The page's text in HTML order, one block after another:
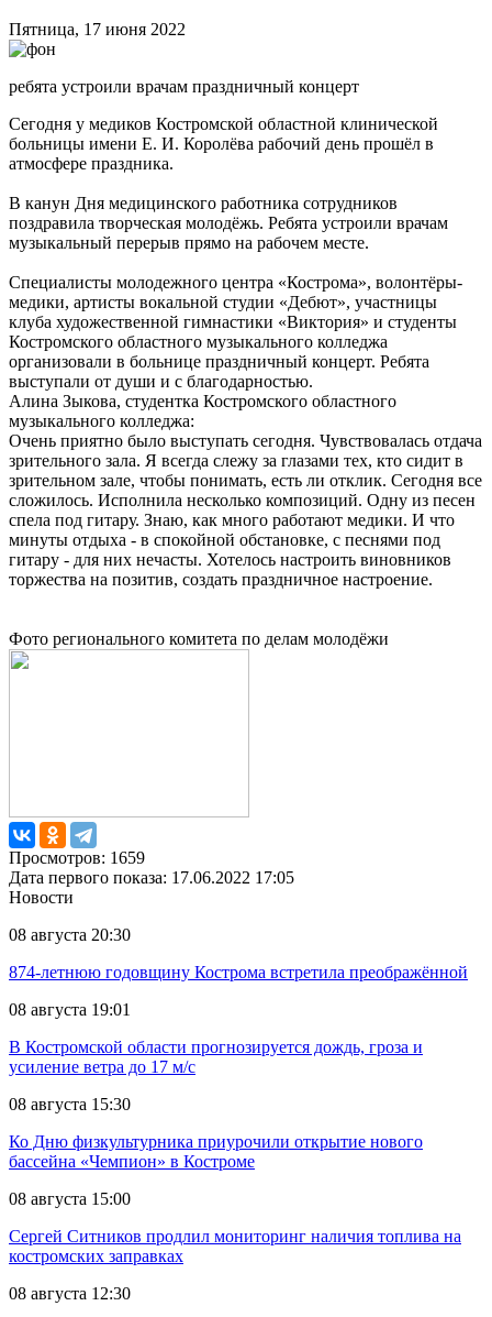
Пятница, 17 июня 2022
ребята устроили врачам праздничный концерт
Сегодня у медиков Костромской областной клинической
больницы имени Е. И. Королёва рабочий день прошёл в
атмосфере праздника.
В канун Дня медицинского работника сотрудников
поздравила творческая молодёжь. Ребята устроили врачам
музыкальный перерыв прямо на рабочем месте.
Специалисты молодежного центра «Кострома», волонтёры-
медики, артисты вокальной студии «Дебют», участницы
клуба художественной гимнастики «Виктория» и студенты
Костромского областного музыкального колледжа
организовали в больнице праздничный концерт. Ребята
выступали от души и с благодарностью.
Алина Зыкова, студентка Костромского областного
музыкального колледжа:
Очень приятно было выступать сегодня. Чувствовалась отдача
зрительного зала. Я всегда слежу за глазами тех, кто сидит в
зрительном зале, чтобы понимать, есть ли отклик. Сегодня все
сложилось. Исполнила несколько композиций. Одну из песен
спела под гитару. Знаю, как много работают медики. И что
минуты отдыха - в спокойной обстановке, с песнями под
гитару - для них нечасты. Хотелось настроить виновников
торжества на позитив, создать праздничное настроение.
Фото регионального комитета по делам молодёжи
Просмотров: 1659
Дата первого показа: 17.06.2022 17:05
Новости
08 августа 20:30
874-летнюю годовщину Кострома встретила преображённой
08 августа 19:01
В Костромской области прогнозируется дождь, гроза и
усиление ветра до 17 м/с
08 августа 15:30
Ко Дню физкультурника приурочили открытие нового
бассейна «Чемпион» в Костроме
08 августа 15:00
Сергей Ситников продлил мониторинг наличия топлива на
костромских заправках
08 августа 12:30